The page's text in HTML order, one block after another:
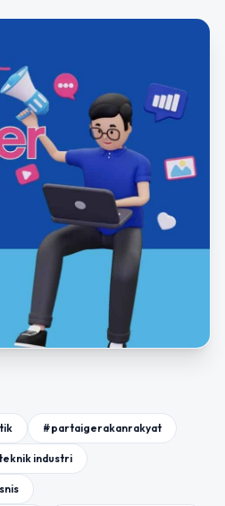
#partaigerakanrakyat
industri